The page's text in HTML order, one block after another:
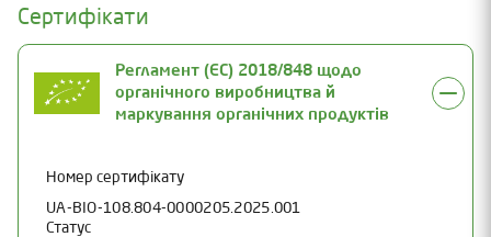
Сертифікати
Регламент (ЄС) 2018/848 щодо
органічного виробництва й
маркування органічних продуктів
Номер сертифікату
UA-BIO-108.804-0000205.2025.001
Статус